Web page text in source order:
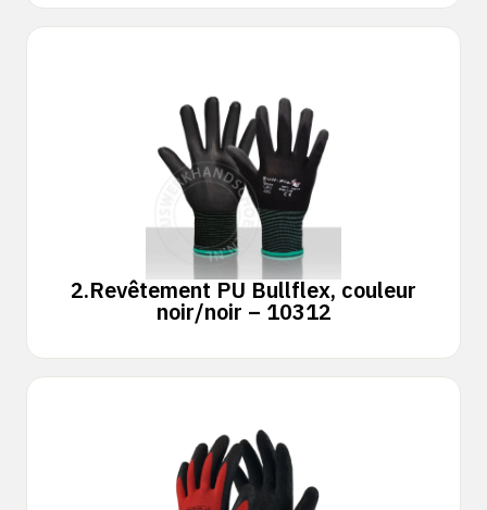
2.Revêtement PU Bullflex, couleur
noir/noir – 10312